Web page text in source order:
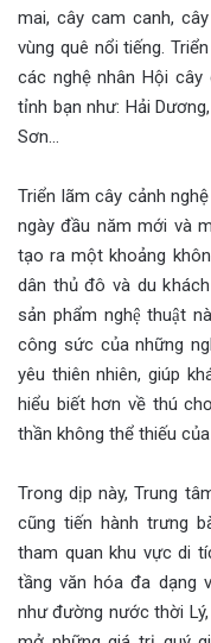
mai, cây cam canh,
vùng quê nổi tiếng.
các nghệ nhân Hội cây
tỉnh bạn như: Hải
Sơn…
Triển lãm cây cảnh
ngày đầu năm mới và
tạo ra một khoảng
dân thủ đô và du
sản phẩm nghệ thuật
công sức của những
yêu thiên nhiên, giúp
hiểu biết hơn về thú
thần không thể thiếu
Trong dịp này, Trung
cũng tiến hành trưng
tham quan khu vực di
tầng văn hóa đa dạng
như đường nước thời